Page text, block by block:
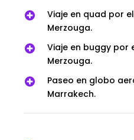
Viaje en quad por
Merzouga.
Viaje en buggy por
Merzouga.
Paseo en globo
Marrakech.